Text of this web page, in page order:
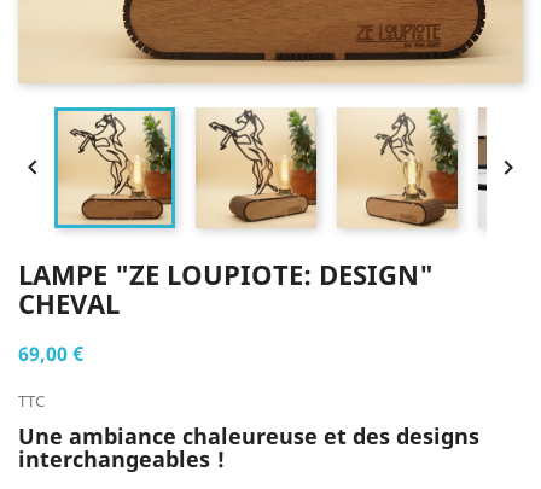
 
LAMPE "ZE LOUPIOTE: DESIGN"
CHEVAL
69,00 €
TTC
Une ambiance chaleureuse et des designs
interchangeables !